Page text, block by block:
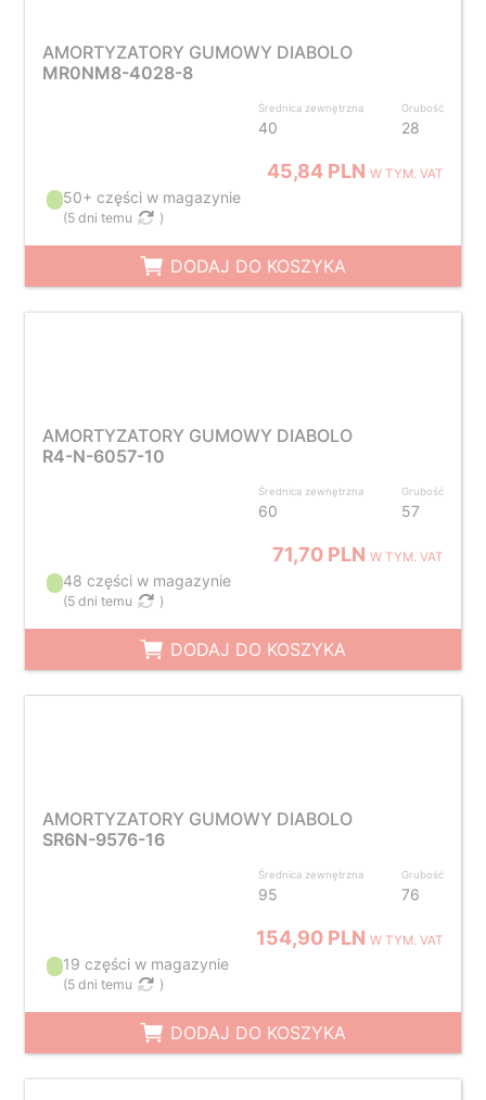
AMORTYZATORY GUMOWY DIABOLO
MR0NM8-4028-8
Średnica zewnętrzna
40
Grubość
28
45,84 PLNW TYM. VAT
50+ części w magazynie
(5 dni temu )
DODAJ DO KOSZYKA
AMORTYZATORY GUMOWY DIABOLO
R4-N-6057-10
Średnica zewnętrzna
60
Grubość
57
71,70 PLNW TYM. VAT
48 części w magazynie
(5 dni temu )
DODAJ DO KOSZYKA
AMORTYZATORY GUMOWY DIABOLO
SR6N-9576-16
Średnica zewnętrzna
95
Grubość
76
154,90 PLNW TYM. VAT
19 części w magazynie
(5 dni temu )
DODAJ DO KOSZYKA